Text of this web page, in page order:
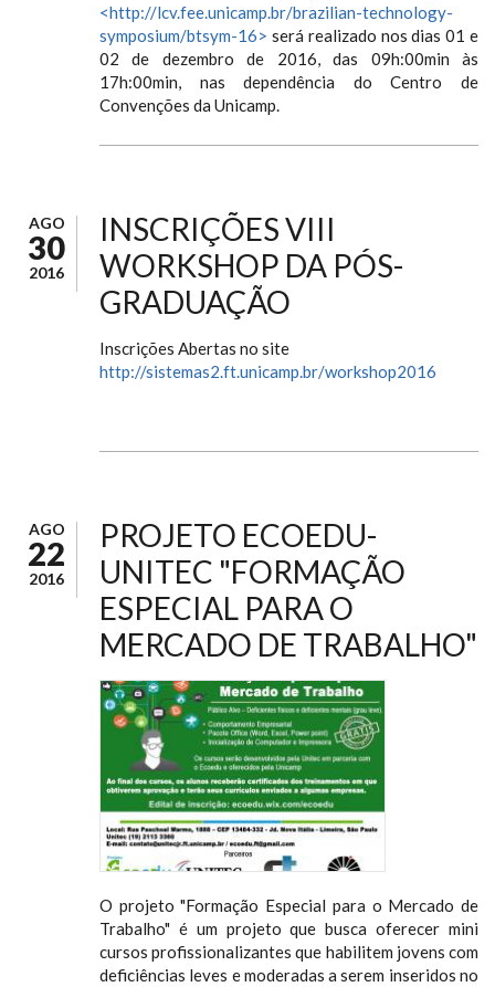
<http://lcv.fee.unicamp.br/brazilian-technology-
symposium/btsym-16> será realizado nos dias 01 e
02 de dezembro de 2016, das 09h:00min às
17h:00min, nas dependência do Centro de
Convenções da Unicamp.
AGO
30
2016
INSCRIÇÕES VIII
WORKSHOP DA PÓS-
GRADUAÇÃO
Inscrições Abertas no site
http://sistemas2.ft.unicamp.br/workshop2016
AGO
22
2016
PROJETO ECOEDU-
UNITEC "FORMAÇÃO
ESPECIAL PARA O
MERCADO DE TRABALHO"
O projeto "Formação Especial para o Mercado de
Trabalho" é um projeto que busca oferecer mini
cursos profissionalizantes que habilitem jovens com
deficiências leves e moderadas a serem inseridos no